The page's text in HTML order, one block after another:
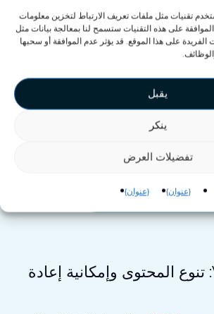
تقنيات مثل ملفات تعريف الارتباط لتخزين معلومات
على هذه التقنيات ستسمح لنا بمعالجة بيانات مثل
على هذا الموقع. قد يؤثر عدم الموافقة أو سحبها
يقبل
ينكر
تفضيلات العرض
{عنوان} {عنوان}
مما يجعله سريعًا واجتماعيًا وقابلًا للتكيف.
ومراكز الترفيه العائلي، أو أي
تتعلق بالإبداع
اكتشف VEX PartyDash
VEX Arena: تنوع المحتوى وإمكانية إعادة